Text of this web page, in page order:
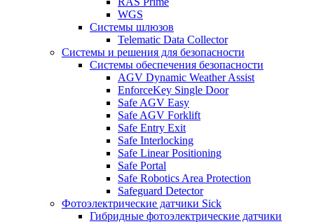
WGS
Системы шлюзов
Telematic Data Collector
Системы и решения для безопасности
Системы обеспечения безопасности
AGV Dynamic Weather Assist
EnforceKey Single Door
Safe AGV Easy
Safe AGV Forklift
Safe Entry Exit
Safe Interlocking
Safe Linear Positioning
Safe Portal
Safe Robotics Area Protection
Safeguard Detector
Фотоэлектрические датчики Sick
Гибридные фотоэлектрические датчики